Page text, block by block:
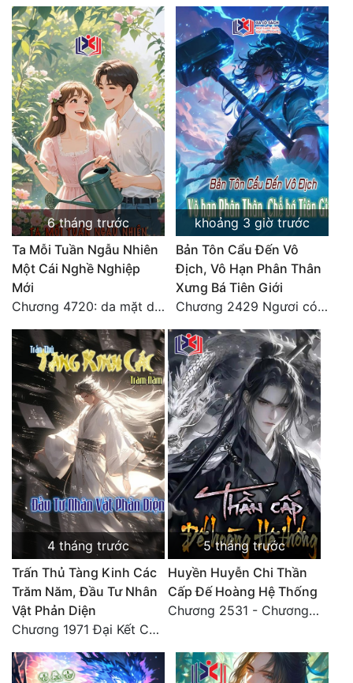
Tu Chân
Tu Tiên
Tội Phạm
Vô Địch
Võ Hiệp
Võng Du
Xuyên Không
Xuyên Nhanh
Xuyên Sách
Xuyên Thư
Điền Văn
Đô Thị
Đông Phương
Đông Phương Huyền Huyễn
Đồng Nhân
Cẩu Đạo Trường Sinh
Truyện Nam
Truyện Nữ
Xây Dựng Thế Lực
6 tháng trước
Ta Mỗi Tuần Ngẫu Nhiên
Một Cái Nghề Nghiệp
Mới
Chương 4720: da mặt dày
khoảng 3 giờ trước
Bản Tôn Cẩu Đến Vô
Địch, Vô Hạn Phân Thân
Xưng Bá Tiên Giới
Chương 2429 Ngươi có tuệ nhãn? Ta có...
4 tháng trước
Trấn Thủ Tàng Kinh Các
Trăm Năm, Đầu Tư Nhân
Vật Phản Diện
Chương 1971 Đại Kết Cục!
5 tháng trước
Huyền Huyễn Chi Thần
Cấp Đế Hoàng Hệ Thống
Chương 2531 - Chương cuối